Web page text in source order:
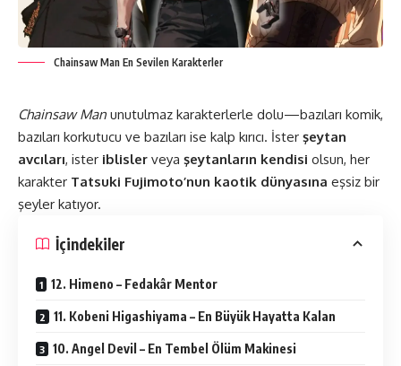
Chainsaw Man En Sevilen Karakterler
Chainsaw Man unutulmaz karakterlerle dolu—bazıları komik,
bazıları korkutucu ve bazıları ise kalp kırıcı. İster şeytan
avcıları, ister iblisler veya şeytanların kendisi olsun, her
karakter Tatsuki Fujimoto’nun kaotik dünyasına eşsiz bir
şeyler katıyor.
İçindekiler
12. Himeno – Fedakâr Mentor
11. Kobeni Higashiyama – En Büyük Hayatta Kalan
10. Angel Devil – En Tembel Ölüm Makinesi